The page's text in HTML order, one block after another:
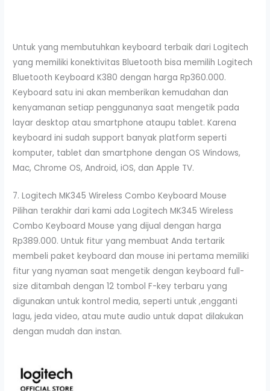
Untuk yang membutuhkan keyboard terbaik dari Logitech
yang memiliki konektivitas Bluetooth bisa memilih Logitech
Bluetooth Keyboard K380 dengan harga Rp360.000.
Keyboard satu ini akan memberikan kemudahan dan
kenyamanan setiap penggunanya saat mengetik pada
layar desktop atau smartphone ataupu tablet. Karena
keyboard ini sudah support banyak platform seperti
komputer, tablet dan smartphone dengan OS Windows,
Mac, Chrome OS, Android, iOS, dan Apple TV.
7. Logitech MK345 Wireless Combo Keyboard Mouse
Pilihan terakhir dari kami ada Logitech MK345 Wireless
Combo Keyboard Mouse yang dijual dengan harga
Rp389.000. Untuk fitur yang membuat Anda tertarik
membeli paket keyboard dan mouse ini pertama memiliki
fitur yang nyaman saat mengetik dengan keyboard full-
size ditambah dengan 12 tombol F-key terbaru yang
digunakan untuk kontrol media, seperti untuk ,engganti
lagu, jeda video, atau mute audio untuk dapat dilakukan
dengan mudah dan instan.